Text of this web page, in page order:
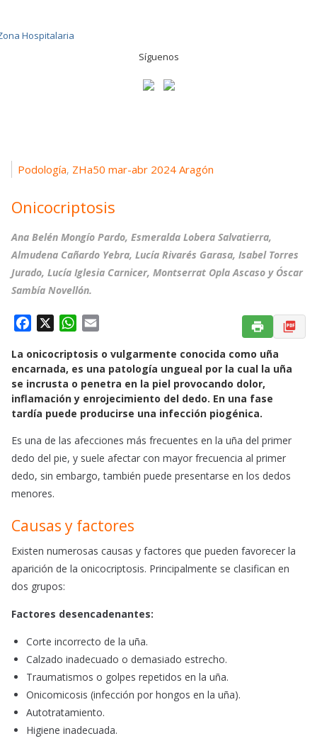
Síguenos
Podología, ZHa50 mar-abr 2024 Aragón
Onicocriptosis
Ana Belén Mongío Pardo, Esmeralda Lobera Salvatierra,
Almudena Cañardo Yebra, Lucía Rivarés Garasa, Isabel Torres
Jurado, Lucía Iglesia Carnicer, Montserrat Opla Ascaso y Óscar
Sambía Novellón.
c
e
b
o
k
W
a
t
s
A
p
a
i
l
La onicocriptosis o vulgarmente conocida como uña
encarnada, es una patología ungueal por la cual la uña
se incrusta o penetra en la piel provocando dolor,
inflamación y enrojecimiento del dedo. En una fase
tardía puede producirse una infección piogénica.
Es una de las afecciones más frecuentes en la uña del primer
dedo del pie, y suele afectar con mayor frecuencia al primer
dedo, sin embargo, también puede presentarse en los dedos
menores.
Causas y factores
Existen numerosas causas y factores que pueden favorecer la
aparición de la onicocriptosis. Principalmente se clasifican en
dos grupos:
Factores desencadenantes:
Corte incorrecto de la uña.
Calzado inadecuado o demasiado estrecho.
Traumatismos o golpes repetidos en la uña.
Onicomicosis (infección por hongos en la uña).
Autotratamiento.
Higiene inadecuada.